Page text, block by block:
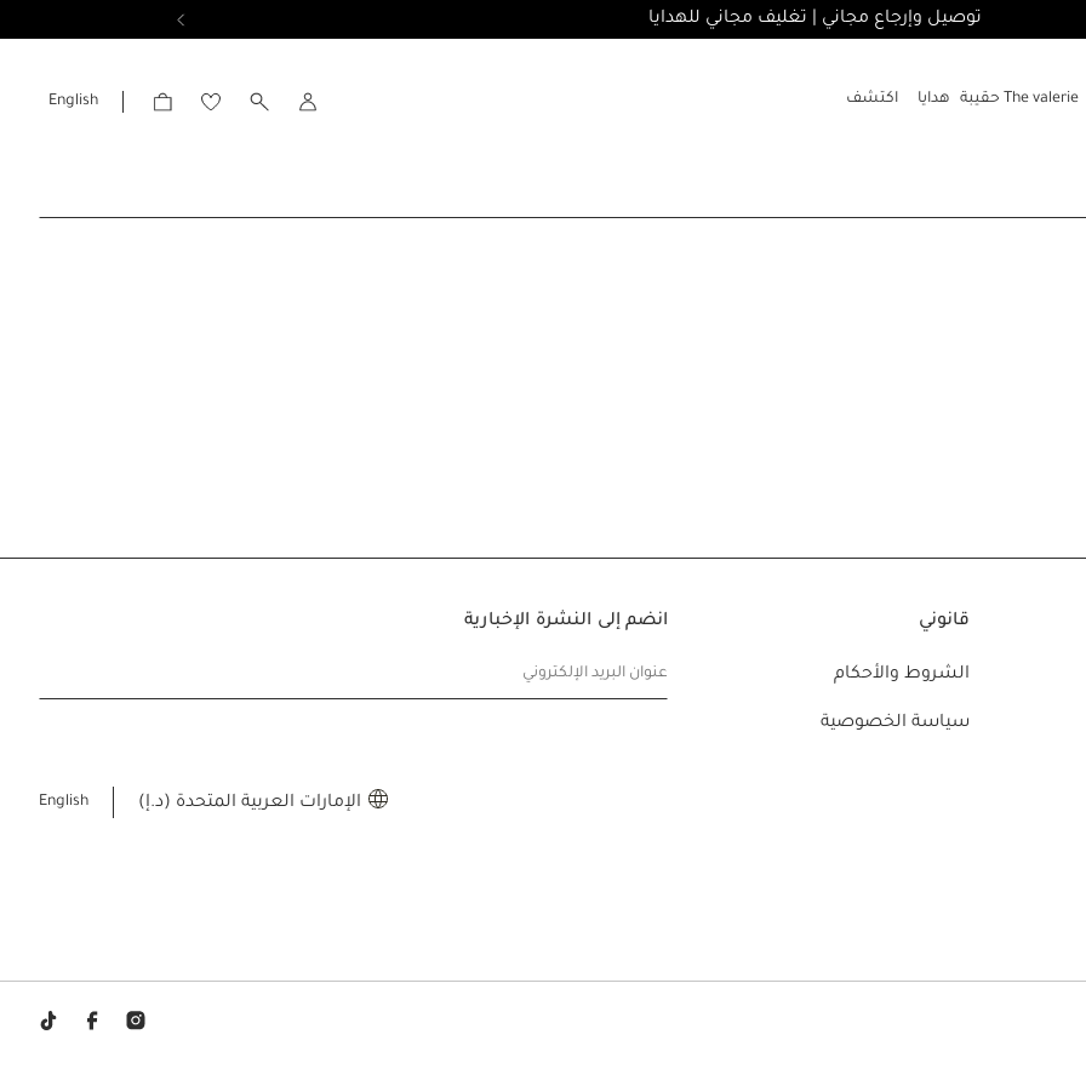
توصيل وإرجاع مجاني | تغليف مجاني للهدايا
The valerie حقيبة هدايا اكتشف
الحساب
English
قانوني
الشروط والأحكام
سياسة الخصوصية
انضم إلى النشرة الإخبارية
عنوان البريد الإلكتروني
الإمارات العربية المتحدة (د.إ) English